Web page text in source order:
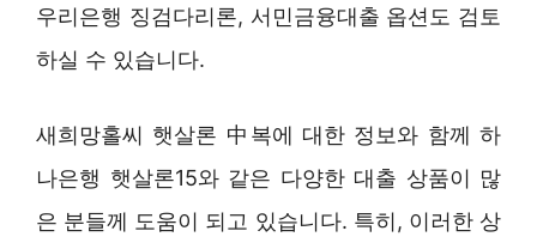
우리은행 징검다리론, 서민금융대출 옵션도 검토
하실 수 있습니다.
새희망홀씨 햇살론 中복에 대한 정보와 함께 하
나은행 햇살론15와 같은 다양한 대출 상품이 많
은 분들께 도움이 되고 있습니다. 특히, 이러한 상